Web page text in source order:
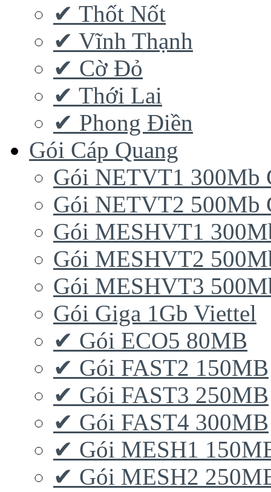
✔ Thốt Nốt
✔ Vĩnh Thạnh
✔ Cờ Đỏ
✔ Thới Lai
✔ Phong Điền
Gói Cáp Quang
Gói NETVT1 300Mb
Gói NETVT2 500Mb
Gói MESHVT1
Gói MESHVT2
Gói MESHVT3
Gói Giga 1Gb Viettel
✔ Gói ECO5 80MB
✔ Gói FAST2 150MB
✔ Gói FAST3 250MB
✔ Gói FAST4 300MB
✔ Gói MESH1
✔ Gói MESH2